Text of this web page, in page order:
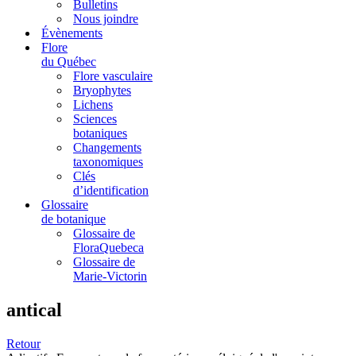
Bulletins
Nous joindre
Évènements
Flore
du Québec
Flore vasculaire
Bryophytes
Lichens
Sciences
botaniques
Changements
taxonomiques
Clés
d’identification
Glossaire
de botanique
Glossaire de
FloraQuebeca
Glossaire de
Marie-Victorin
antical
Retour